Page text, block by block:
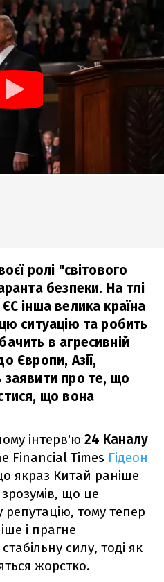
ролі "світового
безпеки. На тлі
інша велика країна
ситуацію та робить
в агресивній
Європи, Азії,
про те, що
що вона
інтерв'ю 24 Каналу
Financial Times Гідеон
якраз Китай раніше
що це
тому тепер
і прагне
силу, тоді як
жорстко.